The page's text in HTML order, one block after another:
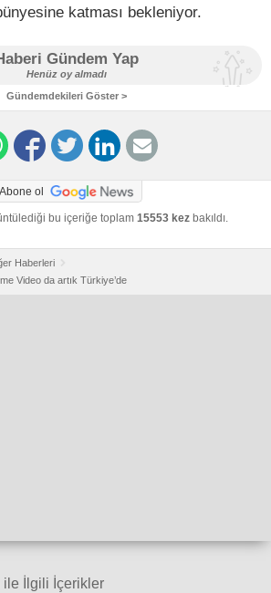
katması bekleniyor.
Gündem Yap
Henüz oy almadı
Gündemdekileri Göster >
Abone ol
bu içeriğe toplam 15553 kez bakıldı.
Haberleri
Video da artık Türkiye’de
ile İlgili İçerikler